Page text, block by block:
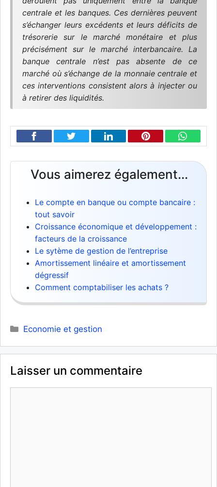
centrale et les banques. Ces dernières peuvent
s’échanger leurs excédents et leurs déficits de
trésorerie sur le marché monétaire et plus
précisément sur le marché interbancaire. La
banque centrale n’est pas absente de ce
marché où s’échange de la monnaie centrale et
ces interventions consistent alors à injecter ou
à retirer des liquidités.
Vous aimerez également...
Le compte en banque ou compte bancaire :
tout savoir
Croissance économique et développement :
facteurs de la croissance
Le sytème de gestion de l’entreprise
Amortissement linéaire et amortissement
dégressif
Comment comptabiliser les achats ?
Catégories
Economie et gestion
Laisser un commentaire